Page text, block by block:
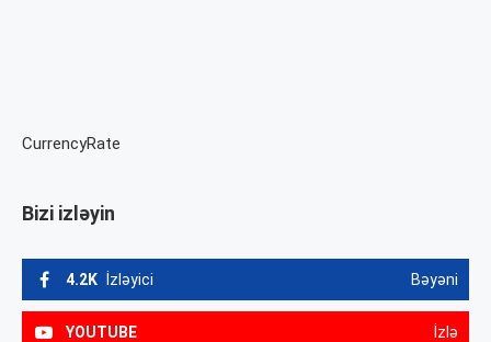
CurrencyRate
Bizi izləyin
4.2K İzləyici Bəyəni
YOUTUBE İzlə